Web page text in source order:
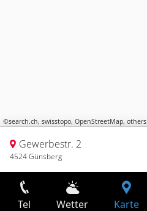
©search.ch, swisstopo, OpenStreetMap, others
Gewerbestr. 2
4524 Günsberg
Tel Wetter Karte